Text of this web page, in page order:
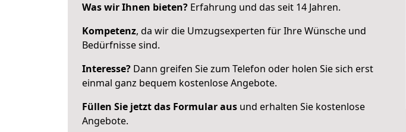
Was wir Ihnen bieten? Erfahrung und das seit 14 Jahren.
Kompetenz, da wir die Umzugsexperten für Ihre Wünsche und
Bedürfnisse sind.
Interesse? Dann greifen Sie zum Telefon oder holen Sie sich erst
einmal ganz bequem kostenlose Angebote.
Füllen Sie jetzt das Formular aus und erhalten Sie kostenlose
Angebote.